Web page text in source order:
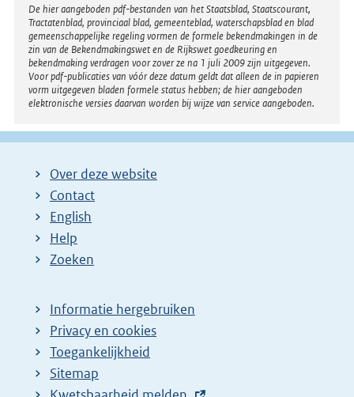
Disclaimer
De hier aangeboden pdf-bestanden van het Staatsblad, Staatscourant,
Tractatenblad, provinciaal blad, gemeenteblad, waterschapsblad en blad
gemeenschappelijke regeling vormen de formele bekendmakingen in de
zin van de Bekendmakingswet en de Rijkswet goedkeuring en
bekendmaking verdragen voor zover ze na 1 juli 2009 zijn uitgegeven.
Voor pdf-publicaties van vóór deze datum geldt dat alleen de in papieren
vorm uitgegeven bladen formele status hebben; de hier aangeboden
elektronische versies daarvan worden bij wijze van service aangeboden.
Over deze website
Contact
English
Help
Zoeken
Informatie hergebruiken
Privacy en cookies
Toegankelijkheid
Sitemap